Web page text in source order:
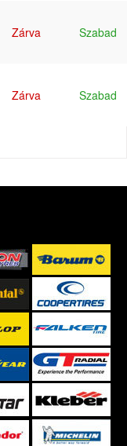
Zárva Szabad
Zárva Szabad